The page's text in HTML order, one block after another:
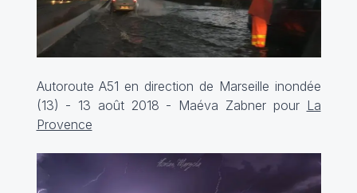
Autoroute A51 en direction de Marseille inondée
(13) - 13 août 2018 - Maéva Zabner pour La
Provence